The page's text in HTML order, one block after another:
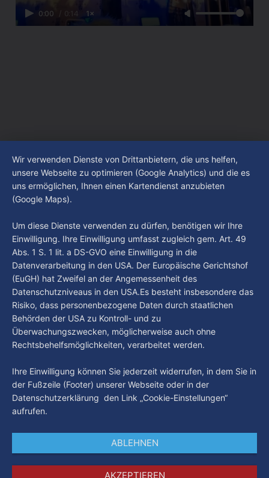
0:00 1×
Wir verwenden Dienste von Drittanbietern, die uns helfen,
unsere Webseite zu optimieren (Google Analytics) und die es
uns ermöglichen, Ihnen einen Kartendienst anzubieten
(Google Maps).
Um diese Dienste verwenden zu dürfen, benötigen wir Ihre
Einwilligung. Ihre Einwilligung umfasst zugleich gem. Art. 49
Abs. 1 S. 1 lit. a DS-GVO eine Einwilligung in die
Datenverarbeitung in den USA. Der Europäische Gerichtshof
(EuGH) hat Zweifel an der Angemessenheit des
Datenschutzniveaus in den USA.Es besteht insbesondere das
Risiko, dass personenbezogene Daten durch staatlichen
Behörden der USA zu Kontroll- und zu
Überwachungszwecken, möglicherweise auch ohne
Rechtsbehelfsmöglichkeiten, verarbeitet werden.
Ihre Einwilligung können Sie jederzeit widerrufen, in dem Sie in
der Fußzeile (Footer) unserer Webseite oder in der
Datenschutzerklärung den Link „Cookie-Einstellungen“
aufrufen.
ABLEHNEN
AKZEPTIEREN